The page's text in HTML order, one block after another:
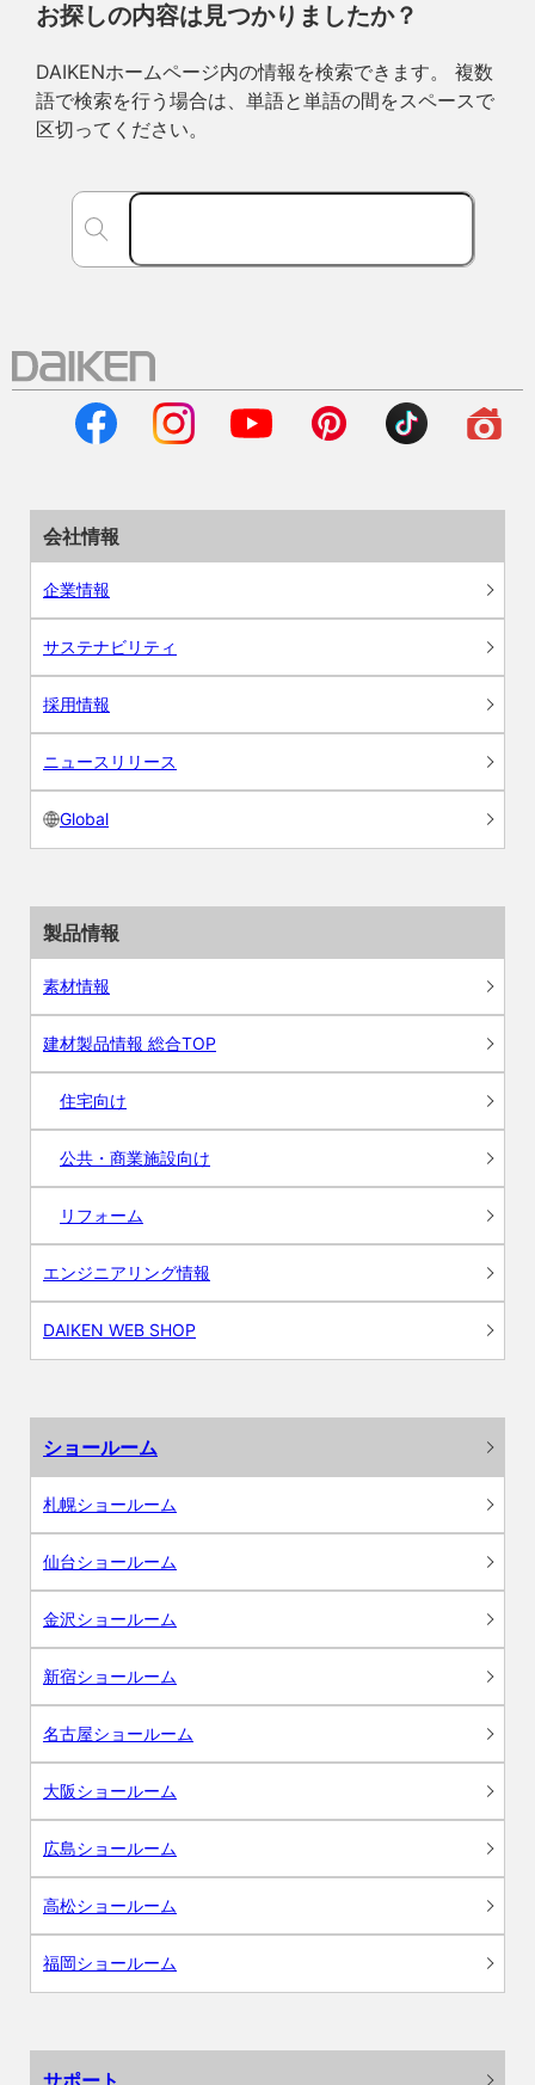
お探しの内容は見つかりましたか？
DAIKENホームページ内の情報を検索できます。 複数
語で検索を行う場合は、単語と単語の間をスペースで
区切ってください。
会社情報
企業情報
サステナビリティ
採用情報
ニュースリリース
Global
製品情報
素材情報
建材製品情報 総合TOP
住宅向け
公共・商業施設向け
リフォーム
エンジニアリング情報
DAIKEN WEB SHOP
ショールーム
札幌ショールーム
仙台ショールーム
金沢ショールーム
新宿ショールーム
名古屋ショールーム
大阪ショールーム
広島ショールーム
高松ショールーム
福岡ショールーム
サポート